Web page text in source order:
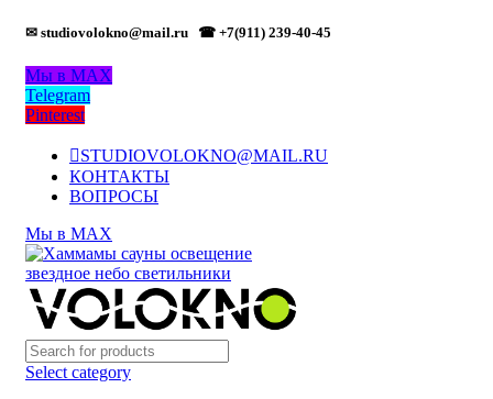
✉ studiovolokno@mail.ru ☎ +7(911) 239-40-45
Мы в MAX
Telegram
Pinterest
STUDIOVOLOKNO@MAIL.RU
КОНТАКТЫ
ВОПРОСЫ
Мы в MAX
Select category